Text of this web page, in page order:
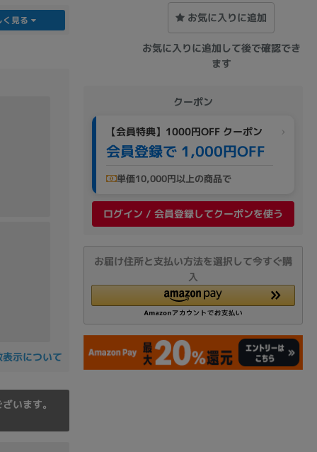
お気に入りに追加
お気に入りに追加して後で確認でき
ます
クーポン
【会員特典】1000円OFF クーポン
会員登録で 1,000円OFF
単価10,000円以上の商品で
ログイン / 会員登録してクーポンを使う
お届け住所と支払い方法を選択して今すぐ購
入
く見る
示について
います。
Ryzen 5